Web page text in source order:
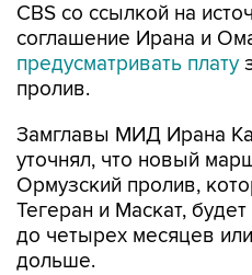
CBS со ссылкой на
соглашение Ирана и
предусматривать плату
пролив.
Замглавы МИД Ирана
уточнял, что новый
Ормузский пролив,
Тегеран и Маскат,
до четырех месяцев
дольше.